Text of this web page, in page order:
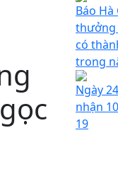
Báo
thưởng
có
trong
Ngày
nhận
19